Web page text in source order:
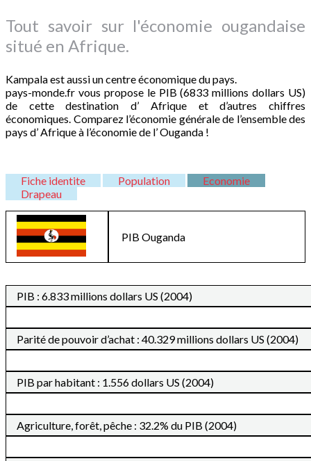
Tout savoir sur l'économie ougandaise
situé en Afrique.
Kampala est aussi un centre économique du pays.
pays-monde.fr vous propose le PIB (6833 millions dollars US)
de cette destination d’ Afrique et d’autres chiffres
économiques. Comparez l’économie générale de l’ensemble des
pays d’ Afrique à l’économie de l’ Ouganda !
Fiche identite Population
Economie
Drapeau
PIB Ouganda
PIB : 6.833 millions dollars US (2004)
Parité de pouvoir d’achat : 40.329 millions dollars US (2004)
PIB par habitant : 1.556 dollars US (2004)
Agriculture, forêt, pêche : 32.2% du PIB (2004)